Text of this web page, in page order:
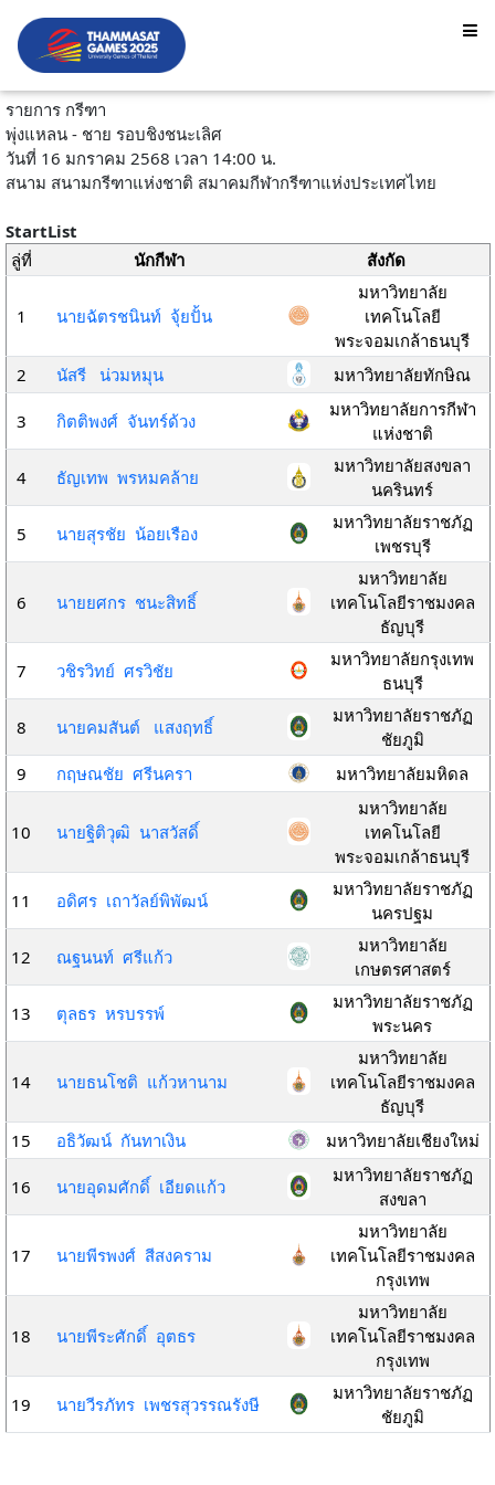
รายการ กรีฑา
พุ่งแหลน - ชาย รอบชิงชนะเลิศ
วันที่ 16 มกราคม 2568 เวลา 14:00 น.
สนาม สนามกรีฑาแห่งชาติ สมาคมกีฬากรีฑาแห่งประเทศไทย
StartList
ลู่ที่
นักกีฬา สังกัด
1 นายฉัตรชนินท์ จุ้ยปั้น
มหาวิทยาลัย
เทคโนโลยี
พระจอมเกล้าธนบุรี
2
นัสรี น่วมหมุน มหาวิทยาลัยทักษิณ
3 กิตติพงศ์ จันทร์ด้วง
มหาวิทยาลัยการกีฬา
แห่งชาติ
4
ธัญเทพ พรหมคล้าย
มหาวิทยาลัยสงขลา
นครินทร์
5
นายสุรชัย น้อยเรือง
มหาวิทยาลัยราชภัฏ
เพชรบุรี
6 นายยศกร ชนะสิทธิ์
มหาวิทยาลัย
เทคโนโลยีราชมงคล
ธัญบุรี
7
วชิรวิทย์ ศรวิชัย
มหาวิทยาลัยกรุงเทพ
ธนบุรี
8
นายคมสันต์ แสงฤทธิ์
มหาวิทยาลัยราชภัฏ
ชัยภูมิ
9
กฤษณชัย ศรีนครา มหาวิทยาลัยมหิดล
10 นายฐิติวุฒิ นาสวัสดิ์
มหาวิทยาลัย
เทคโนโลยี
พระจอมเกล้าธนบุรี
11
อดิศร เถาวัลย์พิพัฒน์
มหาวิทยาลัยราชภัฏ
นครปฐม
12
ณฐนนท์ ศรีแก้ว
มหาวิทยาลัย
เกษตรศาสตร์
13
ตุลธร หรบรรพ์
มหาวิทยาลัยราชภัฏ
พระนคร
14 นายธนโชติ แก้วหานาม
มหาวิทยาลัย
เทคโนโลยีราชมงคล
ธัญบุรี
15
อธิวัฒน์ กันทาเงิน มหาวิทยาลัยเชียงใหม่
16 นายอุดมศักดิ์ เอียดแก้ว
มหาวิทยาลัยราชภัฏ
สงขลา
17 นายพีรพงศ์ สีสงคราม
มหาวิทยาลัย
เทคโนโลยีราชมงคล
กรุงเทพ
18 นายพีระศักดิ์ อุตธร
มหาวิทยาลัย
เทคโนโลยีราชมงคล
กรุงเทพ
19
นายวีรภัทร เพชรสุวรรณรังษี
มหาวิทยาลัยราชภัฏ
ชัยภูมิ